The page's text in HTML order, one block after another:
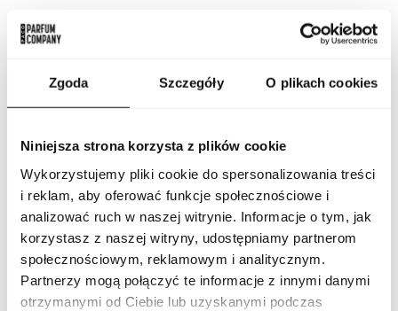
Zgoda Szczegóły O plikach cookies
Niniejsza strona korzysta z plików cookie
Wykorzystujemy pliki cookie do spersonalizowania treści
i reklam, aby oferować funkcje społecznościowe i
analizować ruch w naszej witrynie. Informacje o tym, jak
korzystasz z naszej witryny, udostępniamy partnerom
społecznościowym, reklamowym i analitycznym.
Partnerzy mogą połączyć te informacje z innymi danymi
otrzymanymi od Ciebie lub uzyskanymi podczas
PARAMETRY
Linia
Kraj pochodzenia
Zjednoczone Emiraty
Kod CN 3303 00 10
Stan opakowania